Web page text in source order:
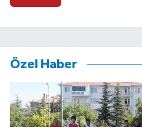
Özel Haber